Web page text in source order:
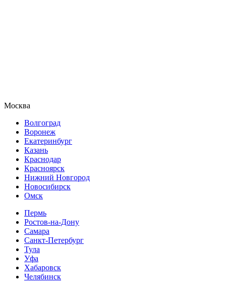
Москва
Волгоград
Воронеж
Екатеринбург
Казань
Краснодар
Красноярск
Нижний Новгород
Новосибирск
Омск
Пермь
Ростов-на-Дону
Самара
Санкт-Петербург
Тула
Уфа
Хабаровск
Челябинск